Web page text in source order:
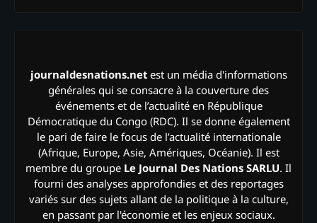
journaldesnations.netest un média d'informations
générales qui se consacre à la couverture des
événements et de l’actualité en République
Démocratique du Congo (RDC). Il se donne également
le pari de faire le focus de l’actualité internationale
(Afrique, Europe, Asie, Amériques, Océanie). Il est
membre du groupe Le Journal Des Nations SARLU. Il
fourni des analyses approfondies et des reportages
variés sur des sujets allant de la politique à la culture,
en passant par l'économie et les enjeux sociaux.